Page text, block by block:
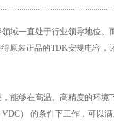
域一直处于行业领导地位
原装正品的TDK安规电容，
能够在高温、高精度的环境
） 的条件下工作，可以